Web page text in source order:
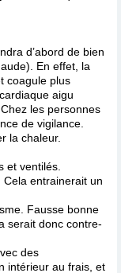
d’abord de bien
En effet, la
coagule plus
aigu
les personnes
de vigilance.
la chaleur.
et ventilés.
entrainerait un
Fausse bonne
serait donc contre-
des
intérieur au frais, et